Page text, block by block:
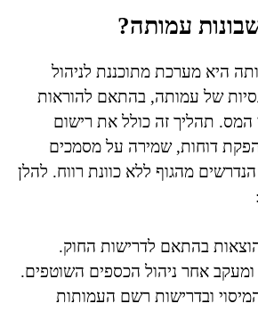
עמותה?
היא מערכת מתוכננת לניהול
של עמותה, בהתאם להוראות
המס. תהליך זה כולל את רישום
דוחות, שמירה על מסמכים
מהגוף ללא כוונת רווח. להלן
בהתאם לדרישות החוק.
ומעקב אחר ניהול הכספים השוטפים.
ובדרישות רשם העמותות